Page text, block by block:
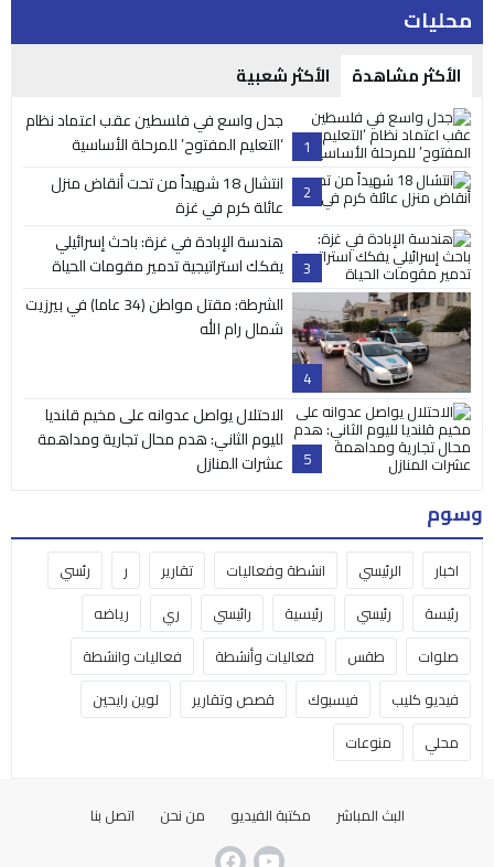
محليات
الأكثر مشاهدة الأكثر شعبية
1
جدل واسع في فلسطين عقب اعتماد نظام
‘التعليم المفتوح’ للمرحلة الأساسية
2
انتشال 18 شهيداً من تحت أنقاض منزل
عائلة كرم في غزة
3
هندسة الإبادة في غزة: باحث إسرائيلي
يفكك استراتيجية تدمير مقومات الحياة
4
الشرطة: مقتل مواطن (34 عاما) في بيرزيت
شمال رام الله
5
الاحتلال يواصل عدوانه على مخيم قلنديا
لليوم الثاني: هدم محال تجارية ومداهمة
عشرات المنازل
وسوم
اخبار الرئيسي انشطة وفعاليات تقارير ر
رئسي
رئيسة
رئيسي رئيسية رائيسي ري
رياضه
صلوات
طقس فعاليات وأنشطة
فعاليات وانشطة
فيديو كليب
فيسبوك قصص وتقارير
لوين رايحين
محلي
منوعات
البث المباشر مكتبة الفيديو من نحن اتصل بنا